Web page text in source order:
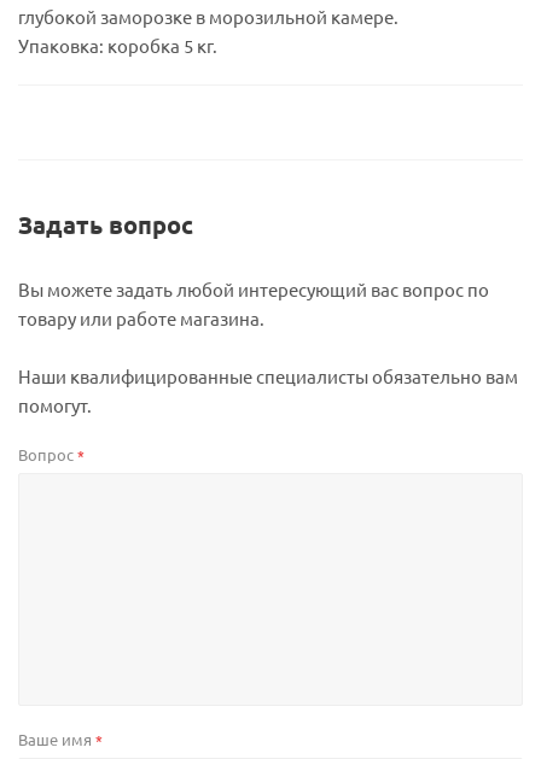
глубокой заморозке в морозильной камере.
Упаковка: коробка 5 кг.
Задать вопрос
Вы можете задать любой интересующий вас вопрос по
товару или работе магазина.
Наши квалифицированные специалисты обязательно вам
помогут.
Вопрос*
Ваше имя *